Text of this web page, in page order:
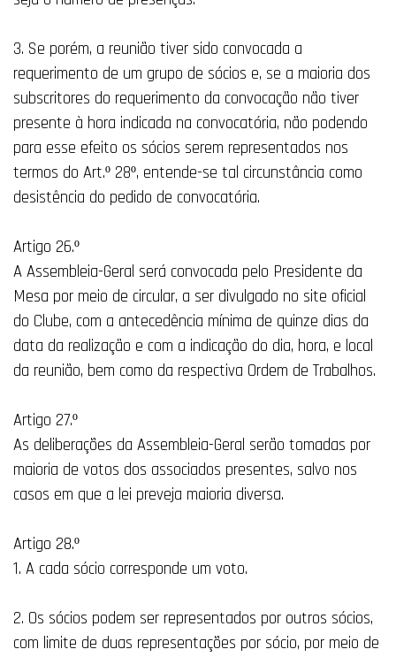
3. Se porém, a reunião tiver sido convocada a
requerimento de um grupo de sócios e, se a maioria dos
subscritores do requerimento da convocação não tiver
presente à hora indicada na convocatória, não podendo
para esse efeito os sócios serem representados nos
termos do Art.º 28º, entende-se tal circunstância como
desistência do pedido de convocatória.
Artigo 26.º
A Assembleia-Geral será convocada pelo Presidente da
Mesa por meio de circular, a ser divulgado no site oficial
do Clube, com a antecedência mínima de quinze dias da
data da realização e com a indicação do dia, hora, e local
da reunião, bem como da respectiva Ordem de Trabalhos.
Artigo 27.º
As deliberações da Assembleia-Geral serão tomadas por
maioria de votos dos associados presentes, salvo nos
casos em que a lei preveja maioria diversa.
Artigo 28.º
1. A cada sócio corresponde um voto.
2. Os sócios podem ser representados por outros sócios,
com limite de duas representações por sócio, por meio de